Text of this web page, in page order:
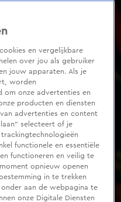
en vergelijkbare
over jou als gebruiker
jouw apparaten. Als je
worden
om onze advertenties en
producten en diensten
advertenties en content
selecteert of je
functionele en essentiële
functioneren en veilig te
opnieuw openen
in te trekken
aan de webpagina te
onze Digitale Diensten